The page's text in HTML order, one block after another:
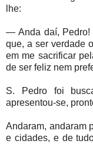
lhe:
— Anda daí, Pedro!
que, a ser verdade
em me sacrificar
de ser feliz nem
S. Pedro foi
apresentou-se,
Andaram, andaram
e cidades, e de